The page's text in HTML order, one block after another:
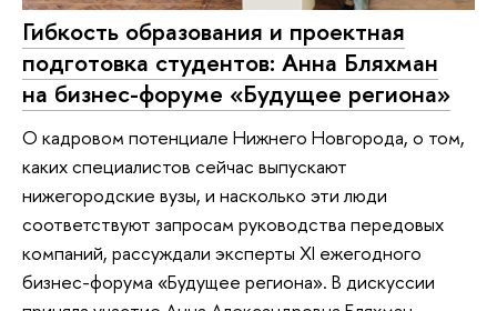
Гибкость образования и проектная
подготовка студентов: Анна Бляхман
на бизнес-форуме «Будущее региона»
О кадровом потенциале Нижнего Новгорода, о том,
каких специалистов сейчас выпускают
нижегородские вузы, и насколько эти люди
соответствуют запросам руководства передовых
компаний, рассуждали эксперты XI ежегодного
бизнес-форума «Будущее региона». В дискуссии